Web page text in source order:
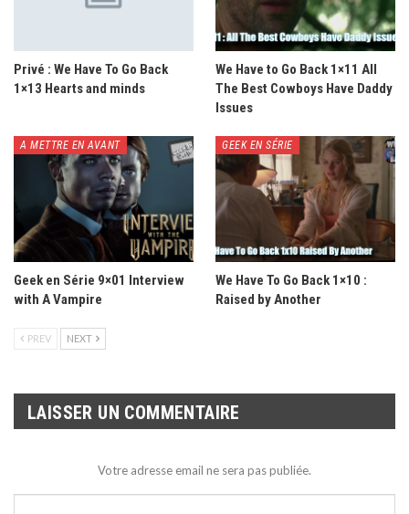
Privé : We Have To Go Back
1×13 Hearts and minds
We Have to Go Back 1×11 All
The Best Cowboys Have Daddy
Issues
A METTRE EN AVANT
Geek en Série 9×01 Interview
with A Vampire
GEEK EN SÉRIE
We Have To Go Back 1×10 :
Raised by Another
PREV NEXT
LAISSER UN COMMENTAIRE
Votre adresse email ne sera pas publiée.